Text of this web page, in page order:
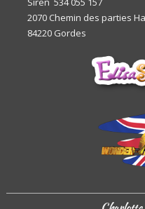
2070 Chemin des parties
84220 Gordes